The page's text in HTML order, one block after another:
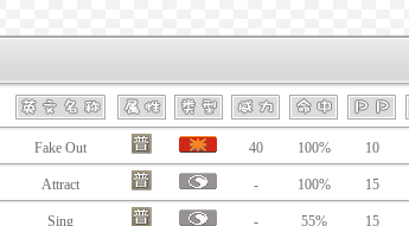
Fake Out 40 100% 10
Attract - 100% 15
Sing - 55% 15